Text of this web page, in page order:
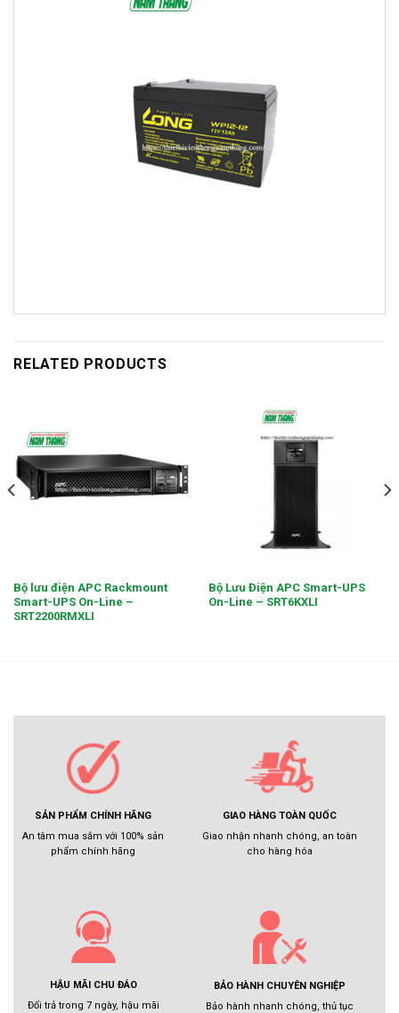
RELATED PRODUCTS
Bộ lưu điện APC Rackmount
Smart-UPS On-Line –
SRT2200RMXLI
Bộ Lưu Điện APC Smart-UPS
On-Line – SRT6KXLI
SẢN PHẨM CHÍNH HÃNG
An tâm mua sắm với 100% sản
phẩm chính hãng
GIAO HÀNG TOÀN QUỐC
Giao nhận nhanh chóng, an toàn
cho hàng hóa
HẬU MÃI CHU ĐÁO
Đổi trả trong 7 ngày, hậu mãi
BẢO HÀNH CHUYÊN NGHIỆP
Bảo hành nhanh chóng, thủ tục